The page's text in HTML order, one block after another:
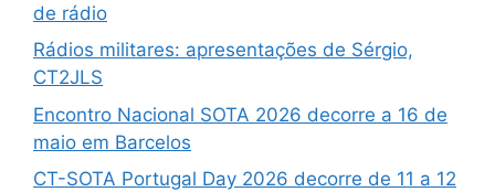
de rádio
Rádios militares: apresentações de Sérgio,
CT2JLS
Encontro Nacional SOTA 2026 decorre a 16 de
maio em Barcelos
CT-SOTA Portugal Day 2026 decorre de 11 a 12